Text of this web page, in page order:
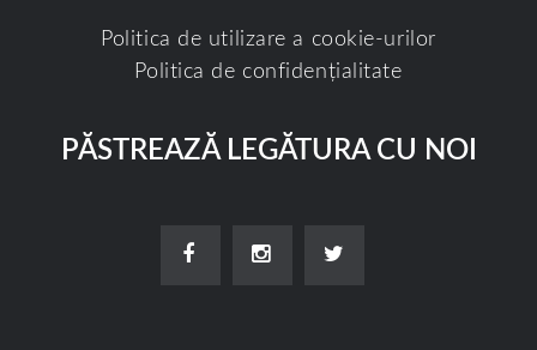
Politica de utilizare a cookie-urilor
Politica de confidențialitate
PĂSTREAZĂ LEGĂTURA CU NOI